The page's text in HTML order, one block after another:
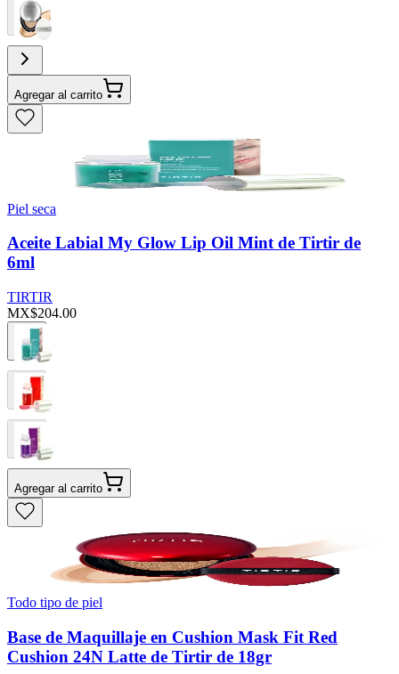
Agregar al carrito
Piel seca
Aceite Labial My Glow Lip Oil Mint de Tirtir de
6ml
TIRTIR
MX$204.00
Agregar al carrito
Todo tipo de piel
Base de Maquillaje en Cushion Mask Fit Red
Cushion 24N Latte de Tirtir de 18gr